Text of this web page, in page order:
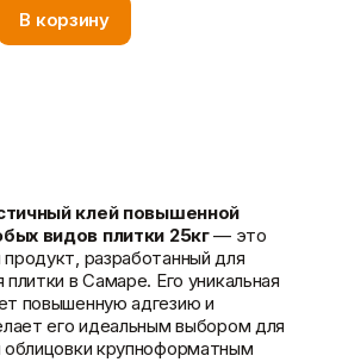
Сетки/Стеклообои
Малярные ленты
Цементные
растворы
Цемент
Цпс
Показать больше
В корзину
клей повышенной
видов плитки 25кг— это
разработанный для
в Самаре. Его уникальная
повышенную адгезию и
его идеальным выбором для
крупноформатным